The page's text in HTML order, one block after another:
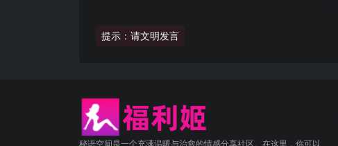
提示：请文明发言
秘语空间是一个充满温暖与治愈的情感分享社区。在这里，你可以